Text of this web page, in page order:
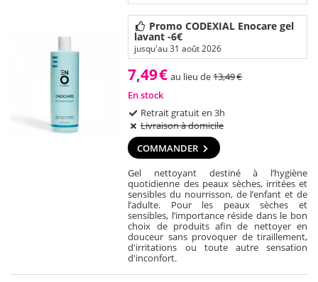
Promo CODEXIAL Enocare gel
lavant -6€
jusqu'au 31 août 2026
7,49€ au lieu de13,49€
En stock
Retrait gratuit en 3h
Livraison à domicile
COMMANDER
Gel nettoyant destiné à l’hygiène
quotidienne des peaux sèches, irritées et
sensibles du nourrisson, de l’enfant et de
l’adulte. Pour les peaux sèches et
sensibles, l’importance réside dans le bon
choix de produits afin de nettoyer en
douceur sans provoquer de tiraillement,
d'irritations ou toute autre sensation
d'inconfort.